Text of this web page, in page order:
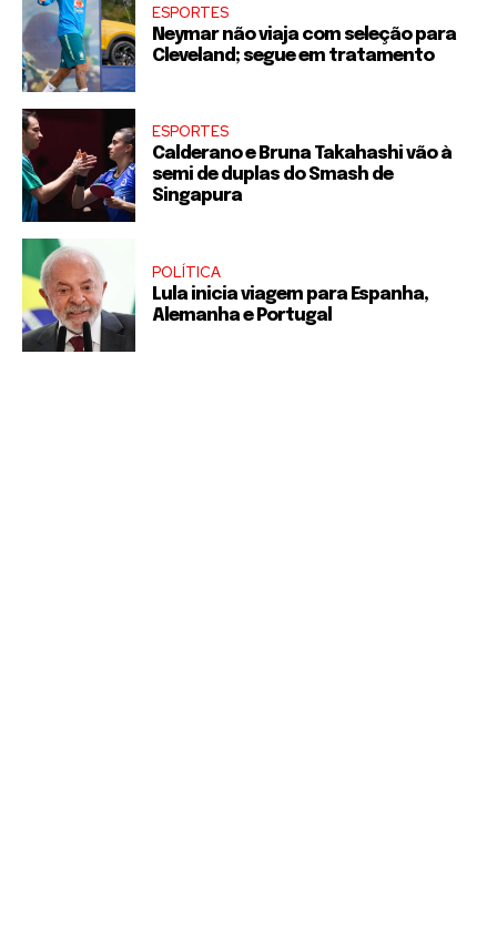
ESPORTES
Neymar não viaja com seleção para
Cleveland; segue em tratamento
ESPORTES
Calderano e Bruna Takahashi vão à
semi de duplas do Smash de
Singapura
POLÍTICA
Lula inicia viagem para Espanha,
Alemanha e Portugal